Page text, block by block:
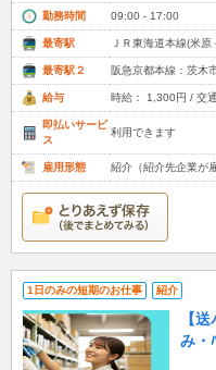
勤務時間 09:00 - 17:00
最寄駅 ＪＲ東海道本線(米
最寄駅２ 阪急京都本線：茨木
給与 時給： 1,300円 / 交
即払いサービ
ス
利用できます
雇用形態 紹介（紹介先企業が
1日のみの短期のお仕事 紹介
【
み・